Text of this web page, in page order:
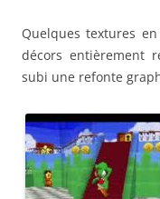
Quelques textures
décors entièrement
subi une refonte